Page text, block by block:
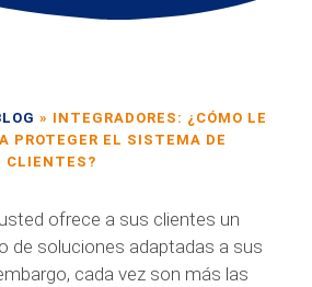
» INTEGRADORES: ¿CÓMO LE
PROTEGER EL SISTEMA DE
CLIENTES?
ofrece a sus clientes un
de soluciones adaptadas a sus
cada vez son más las